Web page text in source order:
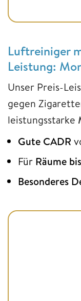
Luftreiniger
Leistung:
Unser Preis-
gegen
leistungsstarke
Gute CADR
Für Räume
Besonderes